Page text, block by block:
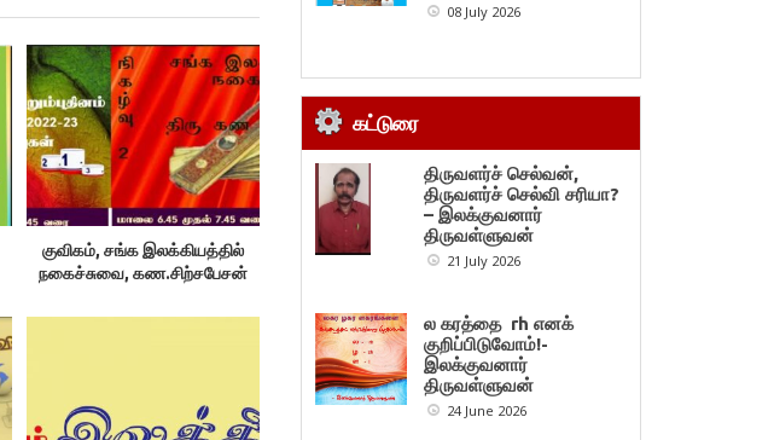
குவிகம், சங்க இலக்கியத்தில்
நகைச்சுவை, கண.சிற்சபேசன்
08 July 2026
கட்டுரை
திருவளர்ச் செல்வன்,
திருவளர்ச் செல்வி சரியா?
– இலக்குவனார்
திருவள்ளுவன்
21 July 2026
ல கரத்தை rh எனக்
குறிப்பிடுவோம்!-
இலக்குவனார்
திருவள்ளுவன்
24 June 2026